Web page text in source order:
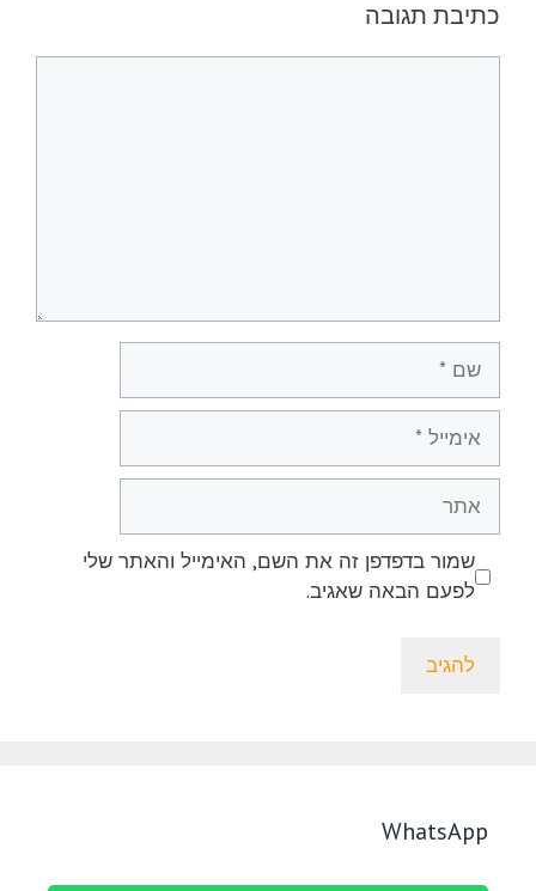
כתיבת תגובה
שמור בדפדפן זה את השם, האימייל והאתר שלי
לפעם הבאה שאגיב.
WhatsApp